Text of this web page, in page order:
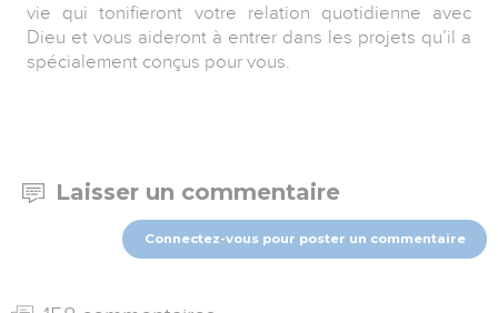
vie qui tonifieront votre relation quotidienne avec
Dieu et vous aideront à entrer dans les projets qu’il a
spécialement conçus pour vous.
Laisser un commentaire
Connectez-vous pour poster un commentaire